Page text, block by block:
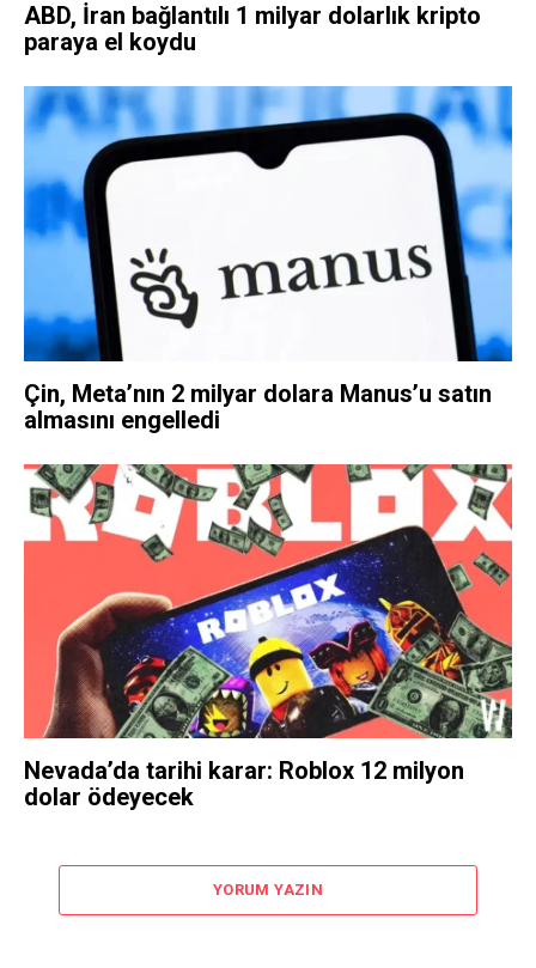
ABD, İran bağlantılı 1 milyar dolarlık kripto
paraya el koydu
Çin, Meta’nın 2 milyar dolara Manus’u satın
almasını engelledi
Nevada’da tarihi karar: Roblox 12 milyon
dolar ödeyecek
YORUM YAZIN